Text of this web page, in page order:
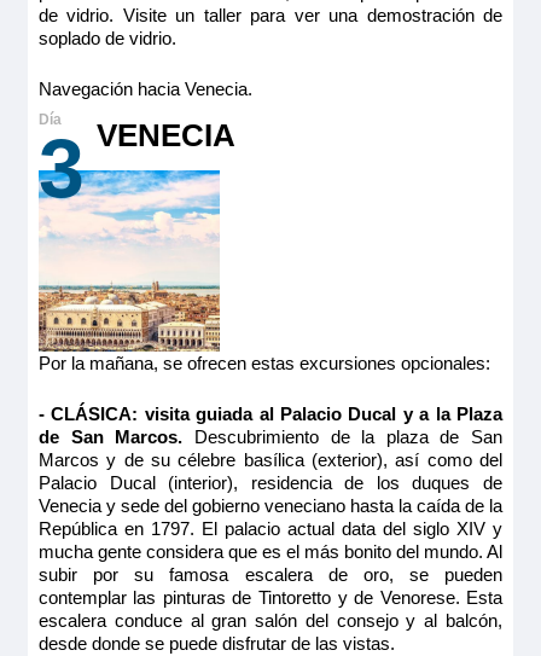
de vidrio. Visite un taller para ver una demostración de
soplado de vidrio.
Navegación hacia Venecia.
3 VENECIA
Por la mañana, se ofrecen estas excursiones opcionales:
- CLÁSICA: visita guiada al Palacio Ducal y a la Plaza
de San Marcos. Descubrimiento de la plaza de San
Marcos y de su célebre basílica (exterior), así como del
Palacio Ducal (interior), residencia de los duques de
Venecia y sede del gobierno veneciano hasta la caída de la
República en 1797. El palacio actual data del siglo XIV y
mucha gente considera que es el más bonito del mundo. Al
subir por su famosa escalera de oro, se pueden
contemplar las pinturas de Tintoretto y de Venorese. Esta
escalera conduce al gran salón del consejo y al balcón,
desde donde se puede disfrutar de las vistas.